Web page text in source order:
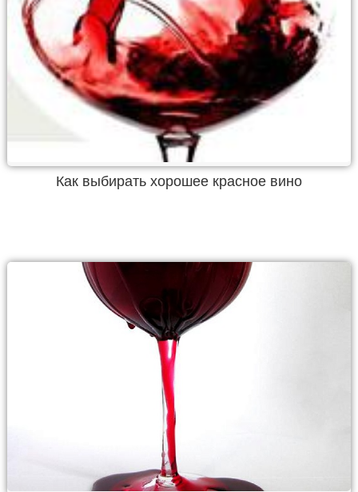
Как выбирать хорошее красное вино